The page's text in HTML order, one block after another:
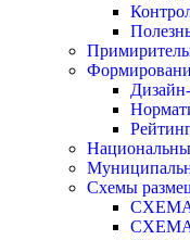
Схемы